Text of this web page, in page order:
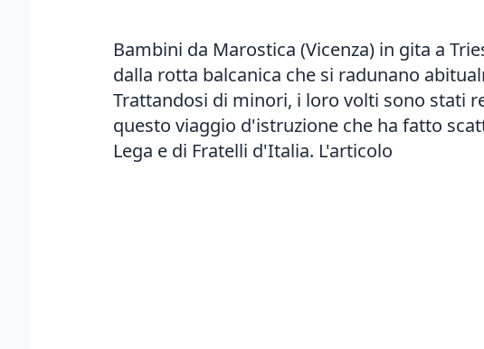
Bambini da Marostica (Vicenza) in gita a
dalla rotta balcanica che si radunano
Trattandosi di minori, i loro volti sono stati
questo viaggio d'istruzione che ha fatto
Lega e di Fratelli d'Italia. L'articolo